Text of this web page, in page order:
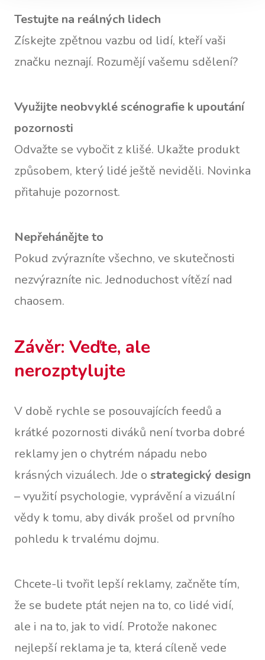
Testujte na reálných lidech
Získejte zpětnou vazbu od lidí, kteří vaši
značku neznají. Rozumějí vašemu sdělení?
Využijte neobvyklé scénografie k upoutání
pozornosti
Odvažte se vybočit z klišé. Ukažte produkt
způsobem, který lidé ještě neviděli. Novinka
přitahuje pozornost.
Nepřehánějte to
Pokud zvýrazníte všechno, ve skutečnosti
nezvýrazníte nic. Jednoduchost vítězí nad
chaosem.
Závěr: Veďte, ale
nerozptylujte
V době rychle se posouvajících feedů a
krátké pozornosti diváků není tvorba dobré
reklamy jen o chytrém nápadu nebo
krásných vizuálech. Jde o strategický design
– využití psychologie, vyprávění a vizuální
vědy k tomu, aby divák prošel od prvního
pohledu k trvalému dojmu.
Chcete-li tvořit lepší reklamy, začněte tím,
že se budete ptát nejen na to, co lidé vidí,
ale i na to, jak to vidí. Protože nakonec
nejlepší reklama je ta, která cíleně vede